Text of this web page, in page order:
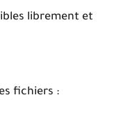
librement et
fichiers :